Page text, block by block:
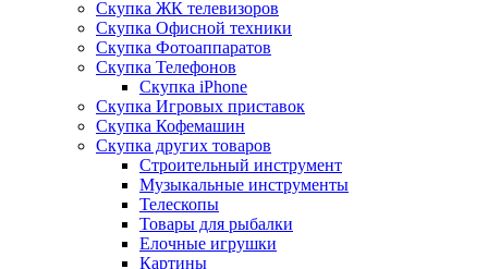
Скупка ЖК телевизоров
Скупка Офисной техники
Скупка Фотоаппаратов
Скупка Телефонов
Скупка iPhone
Скупка Игровых приставок
Скупка Кофемашин
Скупка других товаров
Строительный инструмент
Музыкальные инструменты
Телескопы
Товары для рыбалки
Елочные игрушки
Картины